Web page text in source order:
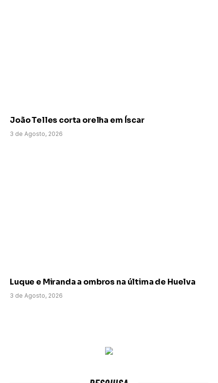
João Telles corta orelha em Íscar
3 de Agosto, 2026
Luque e Miranda a ombros na última de Huelva
3 de Agosto, 2026